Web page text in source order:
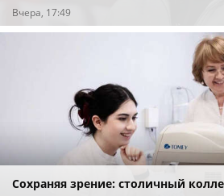
Вчера, 17:49
Сохраняя зрение: столичный